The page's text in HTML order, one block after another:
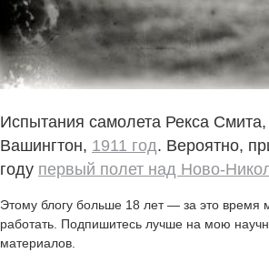
Испытания самолета Рекса
Вашингтон, 1911 год. Вероятно,
году первый полет над Ново-
Этому блогу больше 18 лет — за это время
работать. Подпишитесь лучше на мою
материалов.